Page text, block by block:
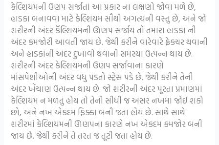
કેલ્શિયમની ઉણપ સર્જાતાં આ પ્રકાર ના લક્ષણો જોવા મળે છે,
હાડકા બનાવવા માટે કેલ્શિયમ સૌથી અગત્યની વસ્તુ છે, અને જો
શરીરની અંદર કૅલ્શિયમની ઊણપ સર્જાય તો તમારા હાડકા ની
અંદર કમજોરી આવતી જાય છે. જેથી કરીને વારેવારે ફ્રેક્ચર થવાની
અને હાડકાંની અંદર દુખાવો થવાની સમસ્યા ઉત્પન્ન થાય છે.
શરીરની અંદર કેલ્શિયમની ઉણપ સર્જાવાના કારણે
માંસપેશીઓની અંદર વધુ પડતો સ્ટ્રેસ પડે છે. જેથી કરીને તેની
અંદર ખેંચાણ ઉત્પન્ન થાય છે. જો શરીરની અંદર પૂરતા પ્રમાણમાં
કેલ્શિયમ ન મળતું હોય તો તેની સીધી જ અસર નખમાં જોઈ શકો
છો, અને નખ એકદમ ફિક્કા બની જતા હોય છે. સાથે સાથે
શરીરમાં કેલ્શિયમની ઊણપના કારણે નખ એકદમ કમજોર બની
જાય છે. જેથી કરીને તે તરત જ તૂટી જતા હોય છે.